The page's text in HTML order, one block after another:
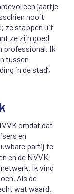
een jaartje
nooit
ze stappen uit
ze zijn goed
professional. Ik
tussen
in de stad’,
omdat dat
en
partij te
en de NVVK
Ik vind
Als de
wat waard.